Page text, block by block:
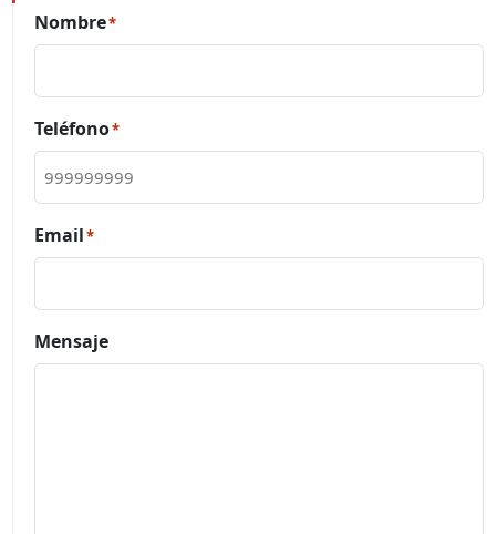
Nombre*
Teléfono*
Email*
Mensaje